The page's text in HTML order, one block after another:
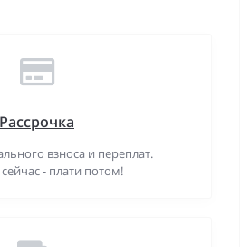
Рассрочка
взноса и переплат.
- плати потом!